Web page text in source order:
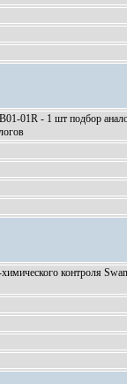
01R - 1 шт подбор
контроля